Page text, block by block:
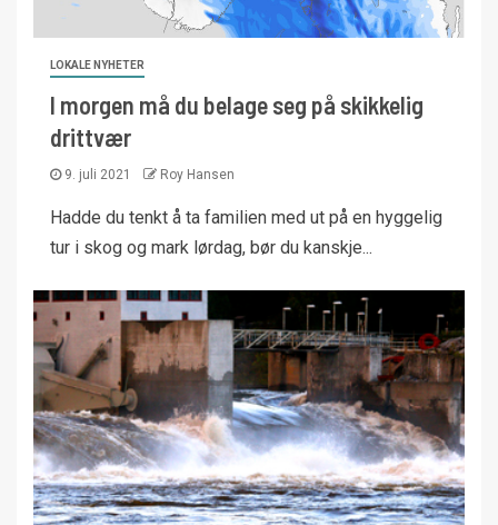
LOKALE NYHETER
I morgen må du belage seg på skikkelig
drittvær
9. juli 2021 Roy Hansen
Hadde du tenkt å ta familien med ut på en hyggelig
tur i skog og mark lørdag, bør du kanskje...